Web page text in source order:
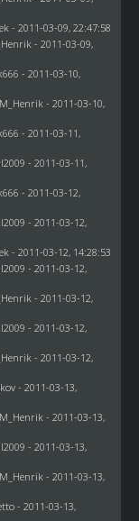
- 2011-03-09, 22:47:58
- 2011-03-09,
- 2011-03-10,
- 2011-03-10,
- 2011-03-11,
- 2011-03-11,
- 2011-03-12,
- 2011-03-12,
- 2011-03-12, 14:28:53
- 2011-03-12,
- 2011-03-12,
- 2011-03-12,
- 2011-03-12,
- 2011-03-13,
- 2011-03-13,
- 2011-03-13,
- 2011-03-13,
- 2011-03-13,